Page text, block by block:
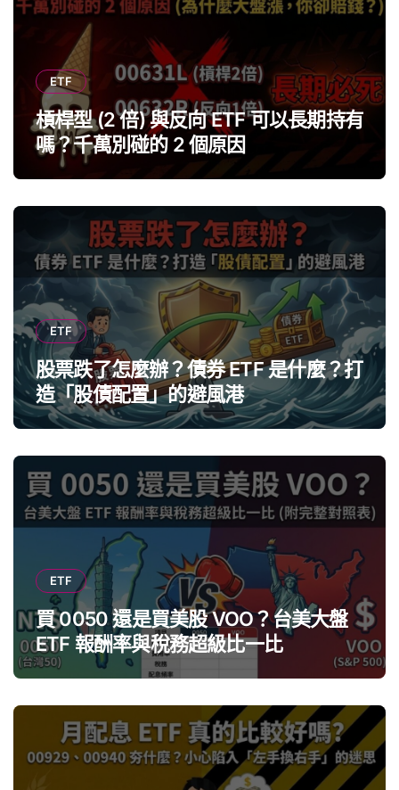
ETF
槓桿型 (2 倍) 與反向 ETF 可以長期持有
嗎？千萬別碰的 2 個原因
ETF
股票跌了怎麼辦？債券 ETF 是什麼？打
造「股債配置」的避風港
ETF
買 0050 還是買美股 VOO？台美大盤
ETF 報酬率與稅務超級比一比